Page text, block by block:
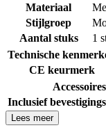
Materiaal
Stijlgroep
Aantal stuks
1
Technische
CE keurmerk
Accessoires
Inclusief
Lees meer